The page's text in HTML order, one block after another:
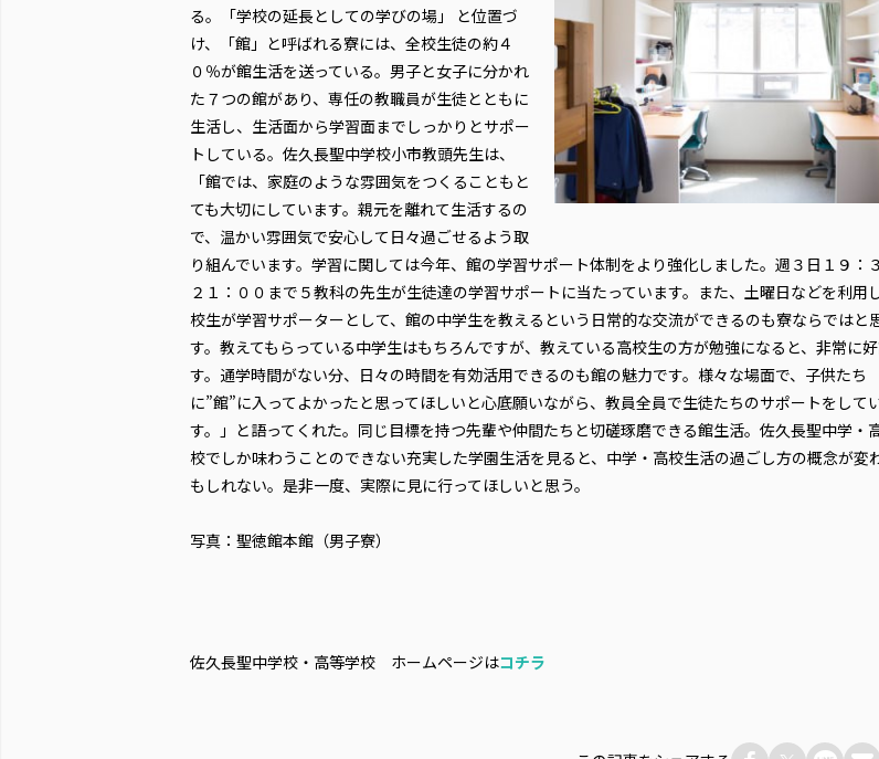
る。「学校の延長としての学びの場」 と位置づ
け、「館」と呼ばれる寮には、全校生徒の約４
０％が館生活を送っている。男子と女子に分かれ
た７つの館があり、専任の教職員が生徒とともに
生活し、生活面から学習面までしっかりとサポー
トしている。佐久長聖中学校小市教頭先生は、
「館では、家庭のような雰囲気をつくることもと
ても大切にしています。親元を離れて生活するの
で、温かい雰囲気で安心して日々過ごせるよう取
り組んでいます。学習に関しては今年、館の学習サポート体制をより強化しました。週３日１９：
２１：００まで５教科の先生が生徒達の学習サポートに当たっています。また、土曜日などを利用
校生が学習サポーターとして、館の中学生を教えるという日常的な交流ができるのも寮ならではと
す。教えてもらっている中学生はもちろんですが、教えている高校生の方が勉強になると、非常に
す。通学時間がない分、日々の時間を有効活用できるのも館の魅力です。様々な場面で、子供たち
に”館”に入ってよかったと思ってほしいと心底願いながら、教員全員で生徒たちのサポートをして
す。」と語ってくれた。同じ目標を持つ先輩や仲間たちと切磋琢磨できる館生活。佐久長聖中学・
校でしか味わうことのできない充実した学園生活を見ると、中学・高校生活の過ごし方の概念が変
もしれない。是非一度、実際に見に行ってほしいと思う。
写真：聖徳館本館（男子寮）
佐久長聖中学校・高等学校 ホームページはコチラ